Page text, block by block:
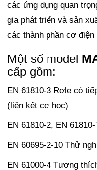
các ứng dụng quan
gia phát triển và sản
các thành phần cơ điện
Một số model
cấp gồm:
EN 61810-3 Rơle có
(liên kết cơ học)
EN 61810-2, EN
EN 60695-2-10 Thử
EN 61000-4 Tương